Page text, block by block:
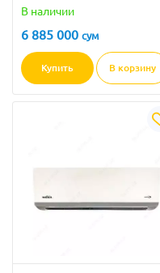
BTU
В наличии
6 885 000 сум
Купить В корзину